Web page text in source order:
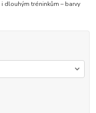
dlouhým tréninkům – barvy